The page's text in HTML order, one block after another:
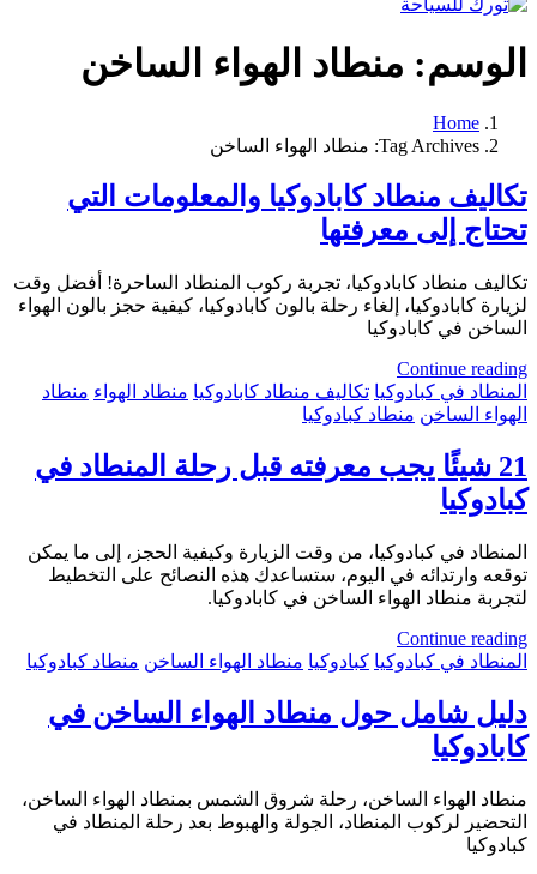
الوسم: منطاد الهواء الساخن
Home
Tag Archives: منطاد الهواء الساخن
تكاليف منطاد كابادوكيا والمعلومات التي
تحتاج إلى معرفتها
تكاليف منطاد كابادوكيا، تجربة ركوب المنطاد الساحرة! أفضل وقت
لزيارة كابادوكيا، إلغاء رحلة بالون كابادوكيا، كيفية حجز بالون الهواء
الساخن في كابادوكيا
Continue reading
المنطاد في كبادوكيا تكاليف منطاد كابادوكيا منطاد الهواء منطاد
الهواء الساخن منطاد كبادوكيا
21 شيئًا يجب معرفته قبل رحلة المنطاد في
كبادوكيا
المنطاد في كبادوكيا، من وقت الزيارة وكيفية الحجز، إلى ما يمكن
توقعه وارتدائه في اليوم، ستساعدك هذه النصائح على التخطيط
لتجربة منطاد الهواء الساخن في كابادوكيا.
Continue reading
المنطاد في كبادوكيا كبادوكيا منطاد الهواء الساخن منطاد كبادوكيا
دليل شامل حول منطاد الهواء الساخن في
كابادوكيا
منطاد الهواء الساخن، رحلة شروق الشمس بمنطاد الهواء الساخن،
التحضير لركوب المنطاد، الجولة والهبوط بعد رحلة المنطاد في
كبادوكيا